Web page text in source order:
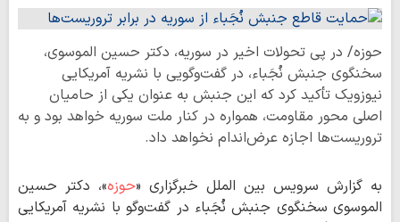
حوزه/ در پی تحولات اخیر در سوریه، دکتر حسین الموسوی،
سخنگوی جنبش نُجَباء، در گفت‌وگویی با نشریه آمریکایی
نیوزویک تأکید کرد که این جنبش به عنوان یکی از حامیان
اصلی محور مقاومت، همواره در کنار ملت سوریه خواهد بود و به
تروریست‌ها اجازه عرض‌اندام نخواهد داد.
به گزارش سرویس بین الملل خبرگزاری «حوزه»، دکتر حسین
الموسوی سخنگوی جنبش نُجَباء در گفت‌وگو با نشریه آمریکایی